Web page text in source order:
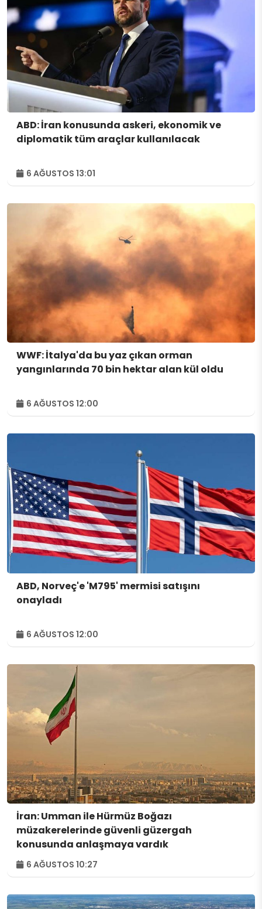
ABD: İran konusunda askeri, ekonomik ve
diplomatik tüm araçlar kullanılacak
6 AĞUSTOS 13:01
WWF: İtalya'da bu yaz çıkan orman
yangınlarında 70 bin hektar alan kül oldu
6 AĞUSTOS 12:00
ABD, Norveç'e 'M795' mermisi satışını
onayladı
6 AĞUSTOS 12:00
İran: Umman ile Hürmüz Boğazı
müzakerelerinde güvenli güzergah
konusunda anlaşmaya vardık
6 AĞUSTOS 10:27